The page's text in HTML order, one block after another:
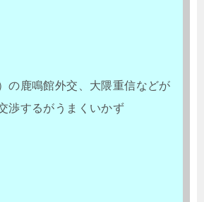
の鹿鳴館外交、大隈重信などが
渉するがうまくいかず